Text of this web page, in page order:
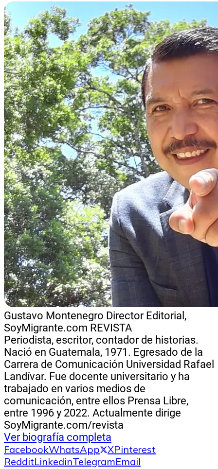
Gustavo Montenegro Director Editorial,
SoyMigrante.com REVISTA
Periodista, escritor, contador de historias.
Nació en Guatemala, 1971. Egresado de la
Carrera de Comunicación Universidad Rafael
Landívar. Fue docente universitario y ha
trabajado en varios medios de
comunicación, entre ellos Prensa Libre,
entre 1996 y 2022. Actualmente dirige
SoyMigrante.com/revista
Ver biografía completa
FacebookWhatsApp XPinterest
RedditLinkedinTelegramEmail